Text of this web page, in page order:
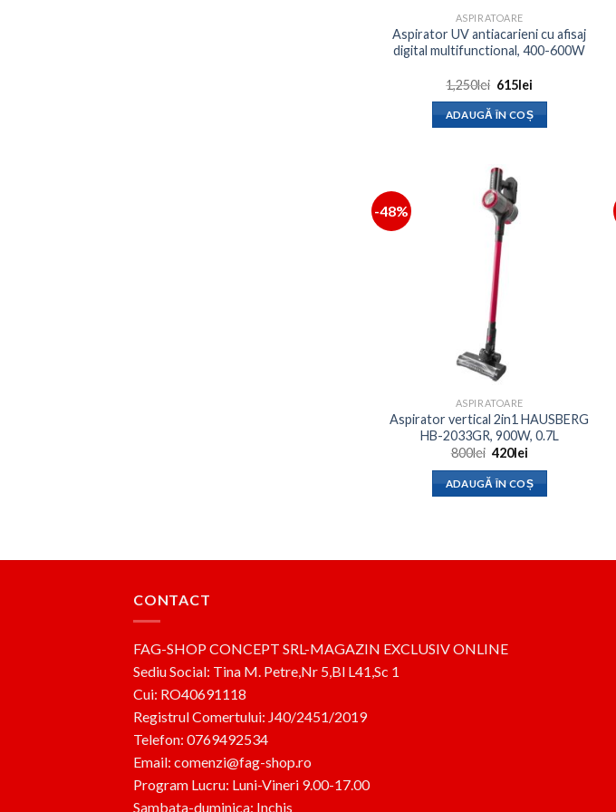
ASPIRATOARE
Aspirator UV antiacarieni cu afisaj
digital multifunctional, 400-600W
1,250lei Prețul
a
fost:
615lei
este:
615lei.
ADAUGĂ ÎN COȘ
-48%
ASPIRATOARE
Aspirator vertical 2in1 HAUSBERG
HB-2033GR, 900W, 0.7L
800lei Prețul
a
fost:
420leiPrețul
este:
420lei.
ADAUGĂ ÎN COȘ
CONTACT
FAG-SHOP CONCEPT SRL-MAGAZIN EXCLUSIV ONLINE
Sediu Social: Tina M. Petre,Nr 5,Bl L41,Sc 1
Cui: RO40691118
Registrul Comertului: J40/2451/2019
Telefon: 0769492534
Email: comenzi@fag-shop.ro
Program Lucru: Luni-Vineri 9.00-17.00
Sambata-duminica: Inchis